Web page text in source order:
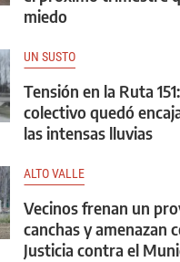
miedo
UN SUSTO
Tensión en la Ruta
colectivo quedó
las intensas lluvias
ALTO VALLE
Vecinos frenan un
canchas y amenazan
Justicia contra el